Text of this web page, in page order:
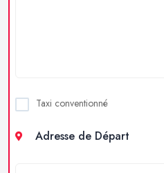
Taxi conventionné
Adresse de Départ